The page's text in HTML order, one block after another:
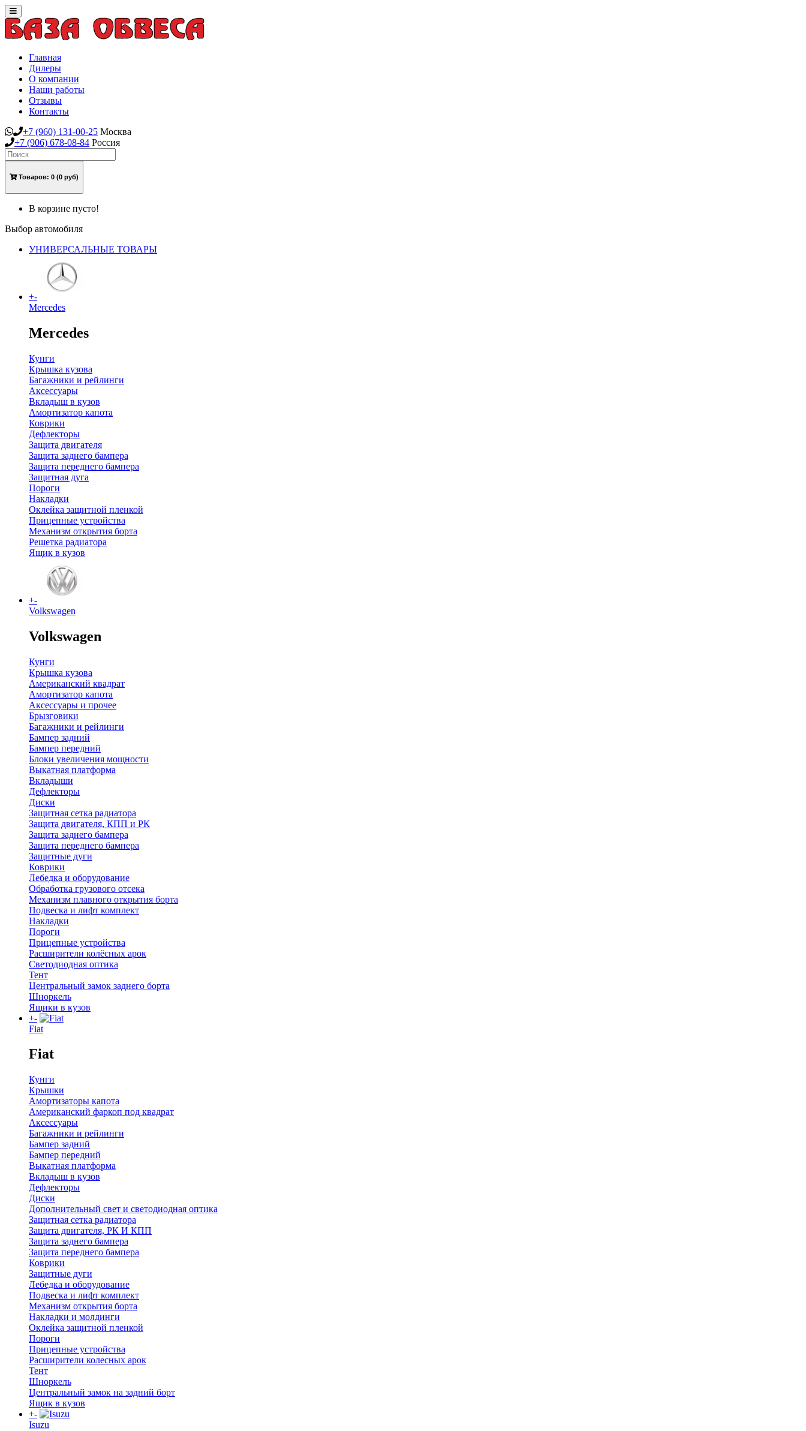
Toggle
navigation
Главная
Дилеры
О компании
Наши работы
Отзывы
Контакты
+7 (960) 131-00-25 Москва
+7 (906) 678-08-84 Россия
Товаров: 0 (0 руб)
В корзине пусто!
Выбор автомобиля
УНИВЕРСАЛЬНЫЕ ТОВАРЫ
+-
Mercedes
Mercedes
Кунги
Крышка кузова
Багажники и рейлинги
Аксессуары
Вкладыш в кузов
Амортизатор капота
Коврики
Дефлекторы
Защита двигателя
Защита заднего бампера
Защита переднего бампера
Защитная дуга
Пороги
Накладки
Оклейка защитной пленкой
Прицепные устройства
Механизм открытия борта
Решетка радиатора
Ящик в кузов
+-
Volkswagen
Volkswagen
Кунги
Крышка кузова
Американский квадрат
Амортизатор капота
Аксессуары и прочее
Брызговики
Багажники и рейлинги
Бампер задний
Бампер передний
Блоки увеличения мощности
Выкатная платформа
Вкладыши
Дефлекторы
Диски
Защитная сетка радиатора
Защита двигателя, КПП и РК
Защита заднего бампера
Защита переднего бампера
Защитные дуги
Коврики
Лебедка и оборудование
Обработка грузового отсека
Механизм плавного открытия борта
Подвеска и лифт комплект
Накладки
Пороги
Прицепные устройства
Расширители колёсных арок
Светодиодная оптика
Тент
Центральный замок заднего борта
Шноркель
Ящики в кузов
+-
Fiat
Fiat
Кунги
Крышки
Амортизаторы капота
Американский фаркоп под квадрат
Аксессуары
Багажники и рейлинги
Бампер задний
Бампер передний
Выкатная платформа
Вкладыш в кузов
Дефлекторы
Диски
Дополнительный свет и светодиодная оптика
Защитная сетка радиатора
Защита двигателя, РК И КПП
Защита заднего бампера
Защита переднего бампера
Коврики
Защитные дуги
Лебедка и оборудование
Подвеска и лифт комплект
Механизм открытия борта
Накладки и молдинги
Оклейка защитной пленкой
Пороги
Прицепные устройства
Расширители колесных арок
Тент
Шноркель
Центральный замок на задний борт
Ящик в кузов
+-
Isuzu